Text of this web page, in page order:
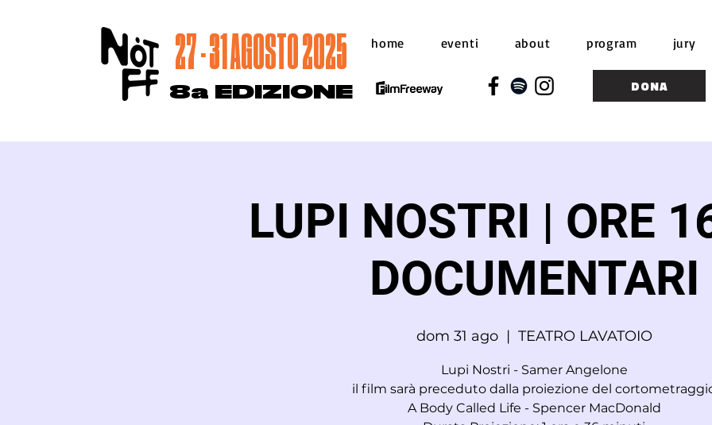
27 - 31 AGOSTO 2025
8a EDIZIONE
home eventi about program jury
DONA
LUPI NOSTRI | ORE
DOCUMENTARI
dom 31 ago
  |
TEATRO LAVATOIO
Lupi Nostri - Samer Angelone
il film sarà preceduto dalla proiezione del
A Body Called Life - Spencer MacDonald